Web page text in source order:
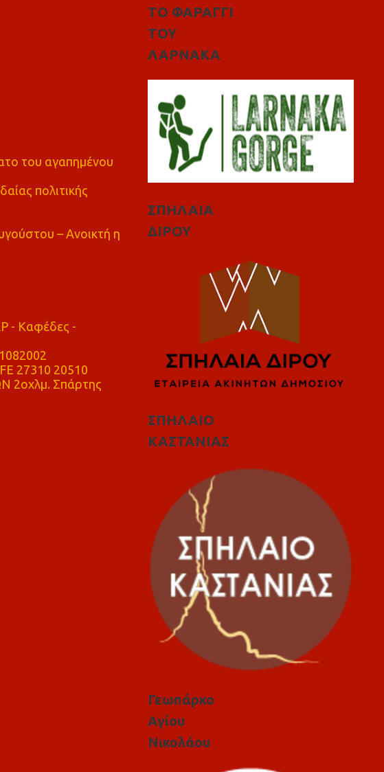
του αγαπημένου
πολιτικής
– Ανοικτή η
- Καφέδες -
27310 20510
Σπάρτης
ΤΟ ΦΑΡΑΓΓΙ
ΤΟΥ
ΛΑΡΝΑΚΑ
ΣΠΗΛΑΙΑ
ΔΙΡΟΥ
ΣΠΗΛΑΙΟ
ΚΑΣΤΑΝΙΑΣ
Γεωπάρκο
Αγίου
Νικολάου